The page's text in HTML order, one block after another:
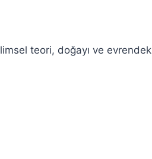
teori, doğayı ve